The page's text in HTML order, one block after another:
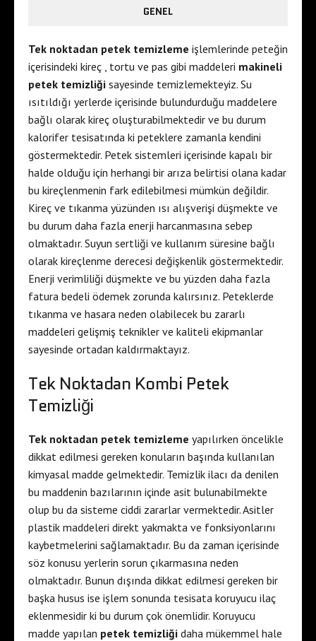
GENEL
Tek noktadan petek temizleme işlemlerinde peteğin
içerisindeki kireç , tortu ve pas gibi maddeleri makineli
petek temizliği sayesinde temizlemekteyiz. Su
ısıtıldığı yerlerde içerisinde bulundurduğu maddelere
bağlı olarak kireç oluşturabilmektedir ve bu durum
kalorifer tesisatında ki peteklere zamanla kendini
göstermektedir. Petek sistemleri içerisinde kapalı bir
halde olduğu için herhangi bir arıza belirtisi olana kadar
bu kireçlenmenin fark edilebilmesi mümkün değildir.
Kireç ve tıkanma yüzünden ısı alışverişi düşmekte ve
bu durum daha fazla enerji harcanmasına sebep
olmaktadır. Suyun sertliği ve kullanım süresine bağlı
olarak kireçlenme derecesi değişkenlik göstermektedir.
Enerji verimliliği düşmekte ve bu yüzden daha fazla
fatura bedeli ödemek zorunda kalırsınız. Peteklerde
tıkanma ve hasara neden olabilecek bu zararlı
maddeleri gelişmiş teknikler ve kaliteli ekipmanlar
sayesinde ortadan kaldırmaktayız.
Tek Noktadan Kombi Petek
Temizliği
Tek noktadan petek temizleme yapılırken öncelikle
dikkat edilmesi gereken konuların başında kullanılan
kimyasal madde gelmektedir. Temizlik ilacı da denilen
bu maddenin bazılarının içinde asit bulunabilmekte
olup bu da sisteme ciddi zararlar vermektedir. Asitler
plastik maddeleri direkt yakmakta ve fonksiyonlarını
kaybetmelerini sağlamaktadır. Bu da zaman içerisinde
söz konusu yerlerin sorun çıkarmasına neden
olmaktadır. Bunun dışında dikkat edilmesi gereken bir
başka husus ise işlem sonunda tesisata koruyucu ilaç
eklenmesidir ki bu durum çok önemlidir. Koruyucu
madde yapılan petek temizliği daha mükemmel hale